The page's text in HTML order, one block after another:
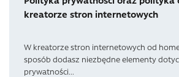
kreatorze stron internetowych
W kreatorze stron internetowych od
sposób dodasz niezbędne elementy
prywatności...